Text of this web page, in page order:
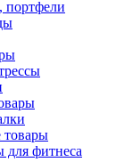
портфели
для фитнеса